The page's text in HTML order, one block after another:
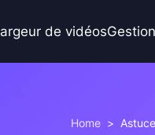
de vidéos
Home >